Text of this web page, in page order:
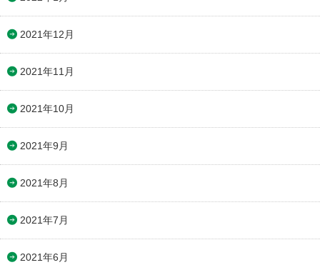
2021年12月
2021年11月
2021年10月
2021年9月
2021年8月
2021年7月
2021年6月